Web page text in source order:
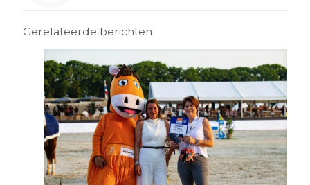
Gerelateerde berichten